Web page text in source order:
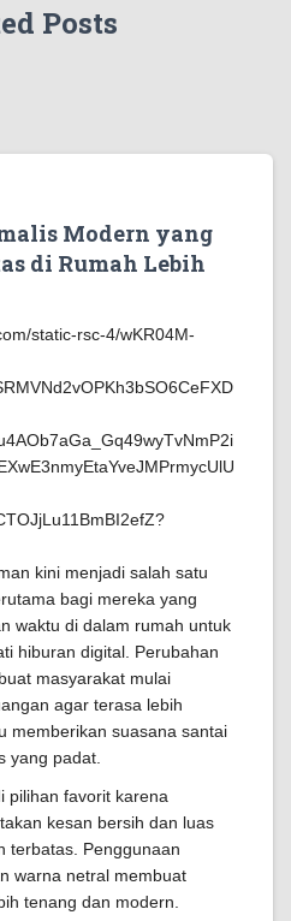
Posts
Modern yang
di Rumah Lebih
kini menjadi salah satu
bagi mereka yang
waktu di dalam rumah untuk
hiburan digital. Perubahan
masyarakat mulai
agar terasa lebih
memberikan suasana santai
yang padat.
pilihan favorit karena
kesan bersih dan luas
terbatas. Penggunaan
warna netral membuat
tenang dan modern.